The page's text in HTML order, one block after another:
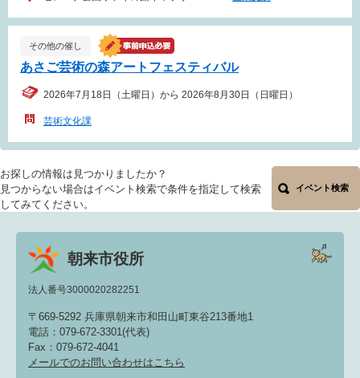
その他の催し
あさご芸術の森アートフェスティバル
2026年7月18日（土曜日）から 2026年8月30日（日曜日）
芸術文化課
お探しの情報は見つかりましたか？
見つからない場合はイベント検索で条件を指定して検索
してみてください。
イベント検索
朝来市役所
法人番号3000020282251
〒669-5292 兵庫県朝来市和田山町東谷213番地1
電話：079-672-3301(代表)
Fax：079-672-4041
メールでのお問い合わせはこちら